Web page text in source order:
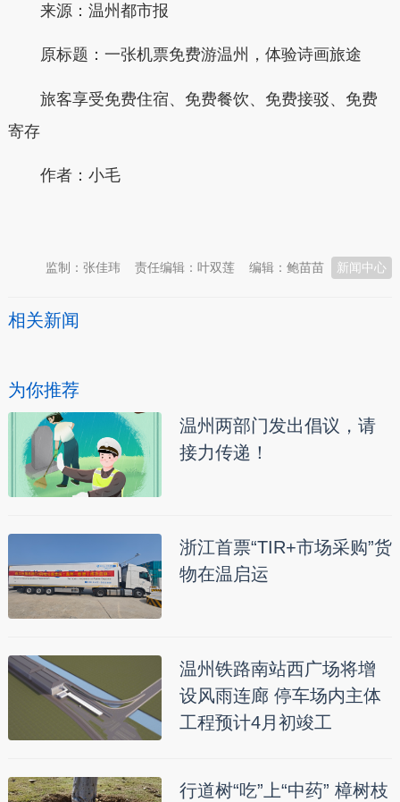
来源：温州都市报
原标题：一张机票免费游温州，体验诗画旅途
旅客享受免费住宿、免费餐饮、免费接驳、免费
寄存
作者：小毛
新闻中心
编辑：鲍苗苗
责任编辑：叶双莲
监制：张佳玮
相关新闻
为你推荐
温州两部门发出倡议，请
接力传递！
浙江首票“TIR+市场采购”货
物在温启运
温州铁路南站西广场将增
设风雨连廊 停车场内主体
工程预计4月初竣工
行道树“吃”上“中药” 樟树枝